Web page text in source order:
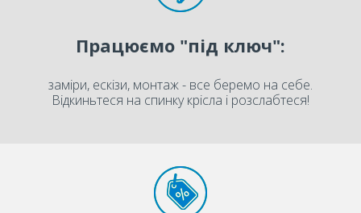
Працюємо "під ключ":
заміри, ескізи, монтаж - все беремо на себе.
Відкиньтеся на спинку крісла і розслабтеся!